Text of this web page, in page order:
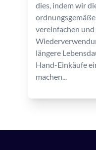
dies, indem wir
vereinfachen
längere
Hand-Einkäufe
machen...